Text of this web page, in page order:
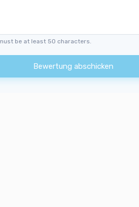
be at least 50 characters.
Bewertung abschicken